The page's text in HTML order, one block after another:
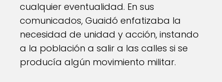
cualquier eventualidad. En sus
comunicados, Guaidó enfatizaba la
necesidad de unidad y acción, instando
a la población a salir a las calles si se
producía algún movimiento militar.